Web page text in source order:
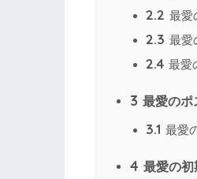
2.2 最愛
2.3 最愛
2.4 最愛
3 最愛のポ
3.1 最愛
4 最愛の